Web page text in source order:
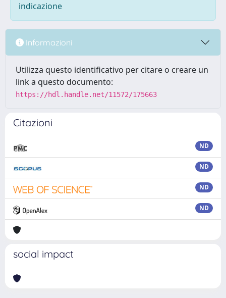
indicazione
Informazioni
Utilizza questo identificativo per citare o creare un
link a questo documento:
https://hdl.handle.net/11572/175663
Citazioni
ND
ND
ND
ND
social impact